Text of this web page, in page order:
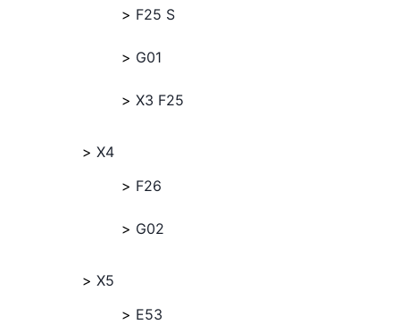
F25 S
G01
X3 F25
X4
F26
G02
X5
E53